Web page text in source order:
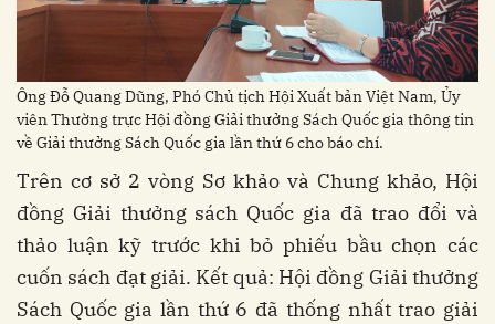
Ông Đỗ Quang Dũng, Phó Chủ tịch Hội Xuất bản Việt Nam, Ủy
viên Thường trực Hội đồng Giải thưởng Sách Quốc gia thông tin
về Giải thưởng Sách Quốc gia lần thứ 6 cho báo chí.
Trên cơ sở 2 vòng Sơ khảo và Chung khảo, Hội
đồng Giải thưởng sách Quốc gia đã trao đổi và
thảo luận kỹ trước khi bỏ phiếu bầu chọn các
cuốn sách đạt giải. Kết quả: Hội đồng Giải thưởng
Sách Quốc gia lần thứ 6 đã thống nhất trao giải